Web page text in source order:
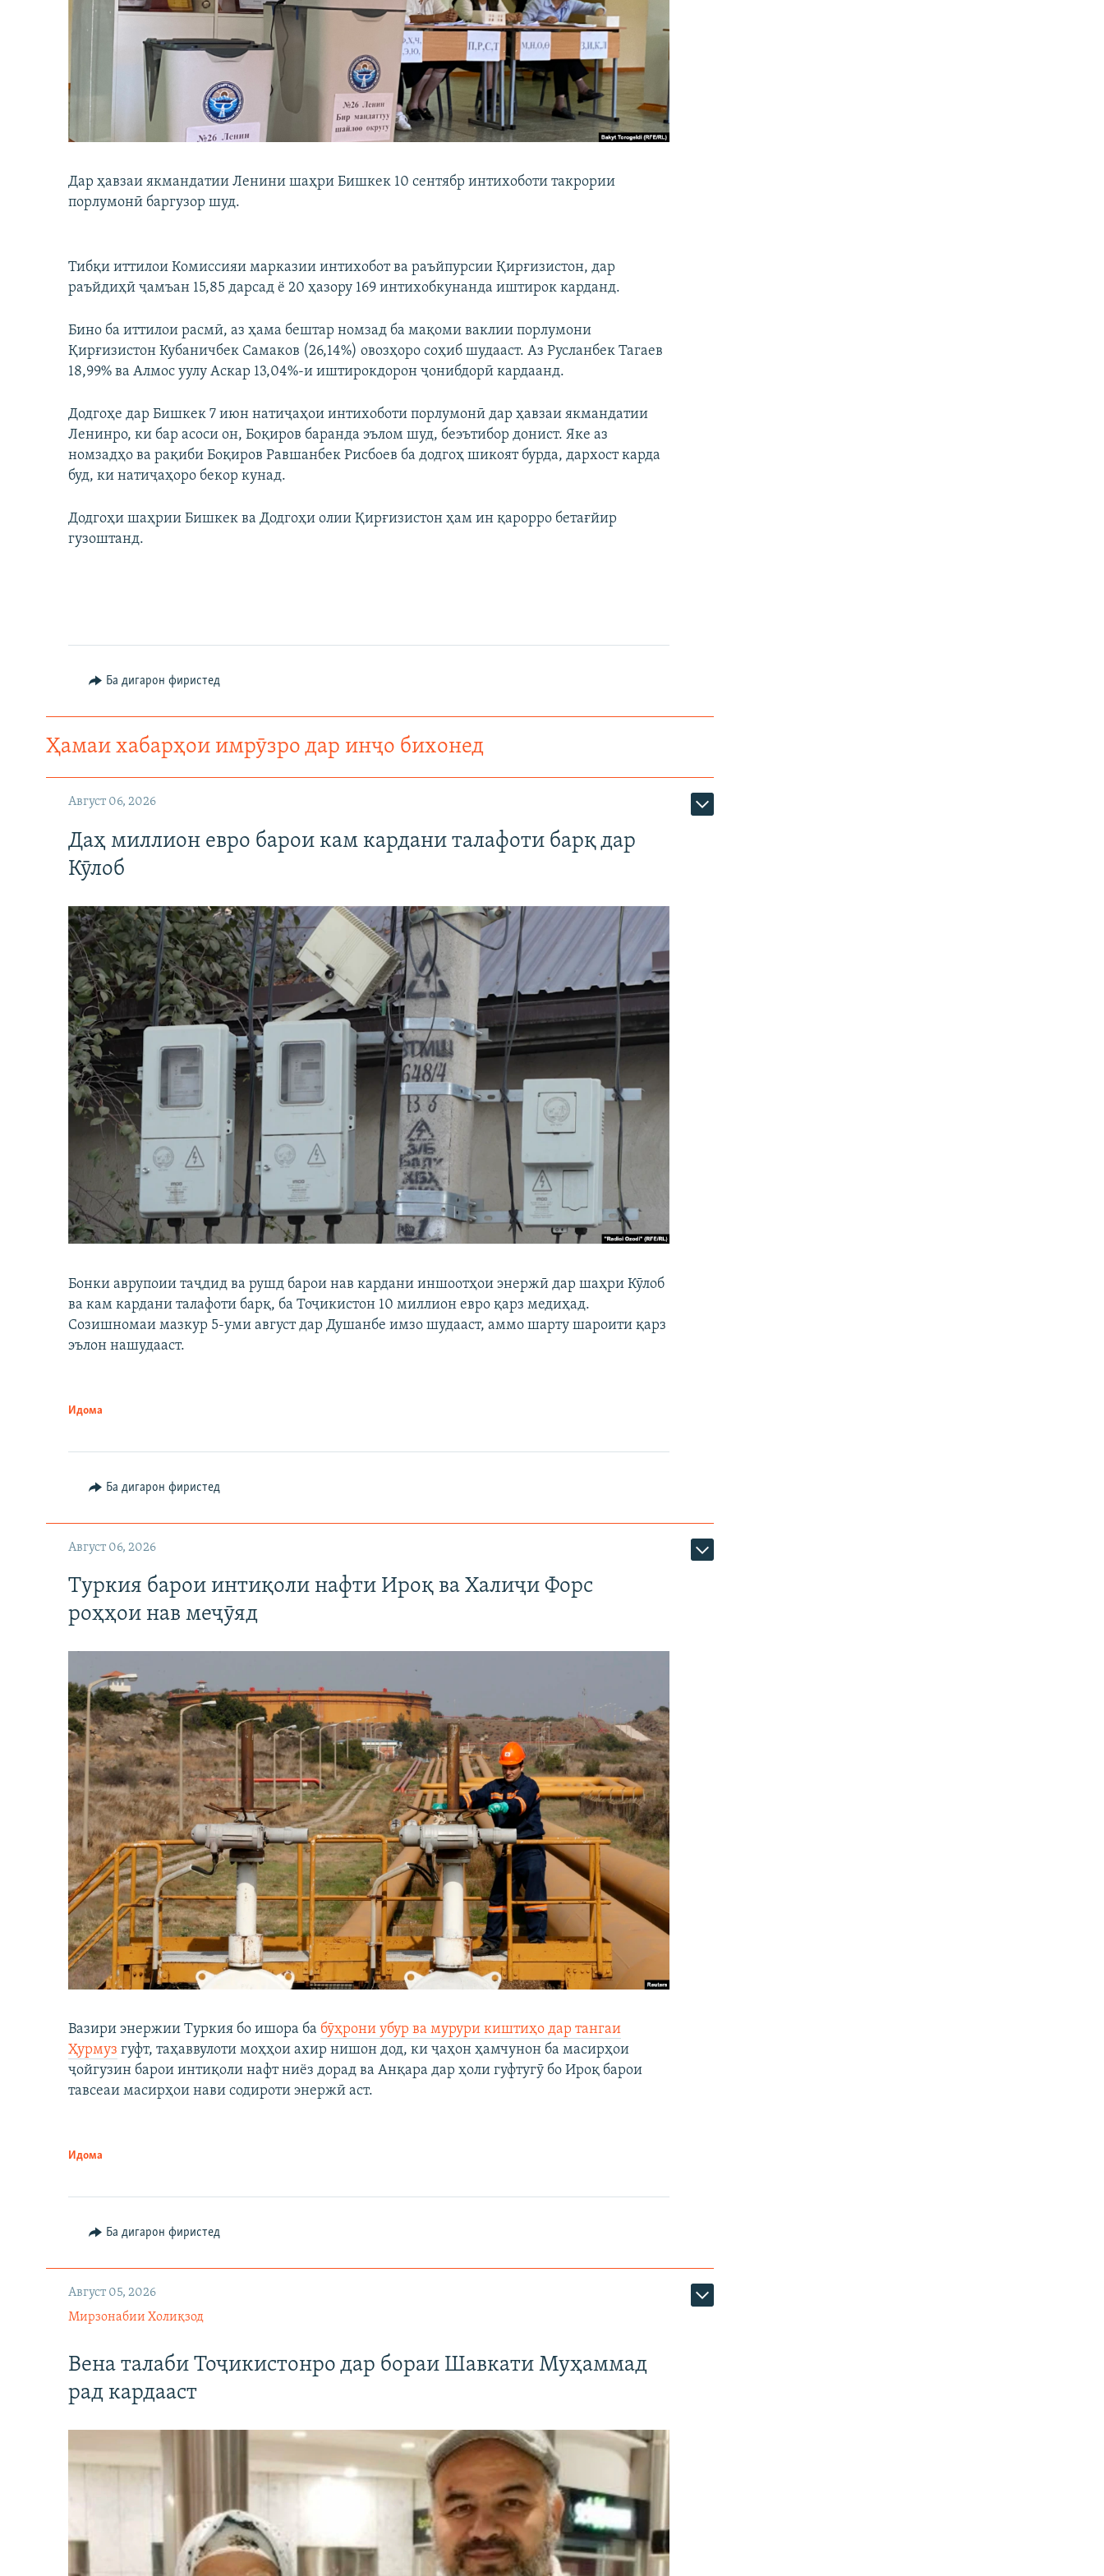
Дар ҳавзаи якмандатии Ленини шаҳри Бишкек 10 сентябр интихоботи такрории
порлумонӣ баргузор шуд.
Тибқи иттилои Комиссияи марказии интихобот ва раъйпурсии Қирғизистон, дар
раъйдиҳӣ ҷамъан 15,85 дарсад ё 20 ҳазору 169 интихобкунанда иштирок карданд.
Бино ба иттилои расмӣ, аз ҳама бештар номзад ба мақоми ваклии порлумони
Қирғизистон Кубаничбек Самаков (26,14%) овозҳоро соҳиб шудааст. Аз Русланбек Тагаев
18,99% ва Алмос уулу Аскар 13,04%-и иштирокдорон ҷонибдорӣ кардаанд.
Додгоҳе дар Бишкек 7 июн натиҷаҳои интихоботи порлумонӣ дар ҳавзаи якмандатии
Ленинро, ки бар асоси он, Боқиров баранда эълом шуд, беэътибор донист. Яке аз
номзадҳо ва рақиби Боқиров Равшанбек Рисбоев ба додгоҳ шикоят бурда, дархост карда
буд, ки натиҷаҳоро бекор кунад.
Додгоҳи шаҳрии Бишкек ва Додгоҳи олии Қирғизистон ҳам ин қарорро бетағйир
гузоштанд.
Ба дигарон фиристед
Ҳамаи хабарҳои имрӯзро дар инҷо бихонед
Август 06, 2026
Даҳ миллион евро барои кам кардани талафоти барқ дар
Кӯлоб
Бонки аврупоии таҷдид ва рушд барои нав кардани иншоотҳои энержӣ дар шаҳри Кӯлоб
ва кам кардани талафоти барқ, ба Тоҷикистон 10 миллион евро қарз медиҳад.
Созишномаи мазкур 5-уми август дар Душанбе имзо шудааст, аммо шарту шароити қарз
эълон нашудааст.
Идома
Ба дигарон фиристед
Август 06, 2026
Туркия барои интиқоли нафти Ироқ ва Халиҷи Форс
роҳҳои нав меҷӯяд
Вазири энержии Туркия бо ишора ба бӯҳрони убур ва мурури киштиҳо дар тангаи
Ҳурмуз гуфт, таҳаввулоти моҳҳои ахир нишон дод, ки ҷаҳон ҳамчунон ба масирҳои
ҷойгузин барои интиқоли нафт ниёз дорад ва Анқара дар ҳоли гуфтугӯ бо Ироқ барои
тавсеаи масирҳои нави содироти энержӣ аст.
Идома
Ба дигарон фиристед
Август 05, 2026
Мирзонабии Холиқзод
Вена талаби Тоҷикистонро дар бораи Шавкати Муҳаммад
рад кардааст